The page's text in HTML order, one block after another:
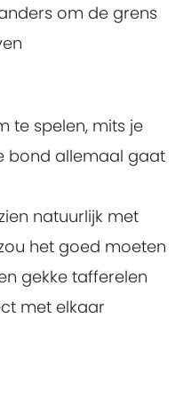
om de grens
te spelen, mits je
bond allemaal gaat
natuurlijk met
het goed moeten
gekke tafferelen
met elkaar